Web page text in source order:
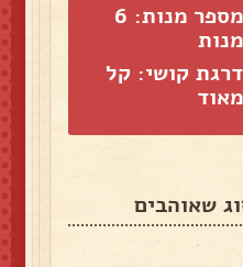
מספר מנות: 6
מנות
דרגת קושי: קל
מאוד